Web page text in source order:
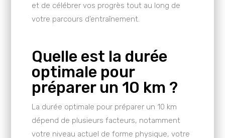
et de célébrer vos progrès tout au long de
votre parcours d’entraînement.
Quelle est la durée
optimale pour
préparer un 10 km ?
La durée optimale pour préparer un 10 km
dépend de plusieurs facteurs, notamment
votre niveau actuel de forme physique, votre